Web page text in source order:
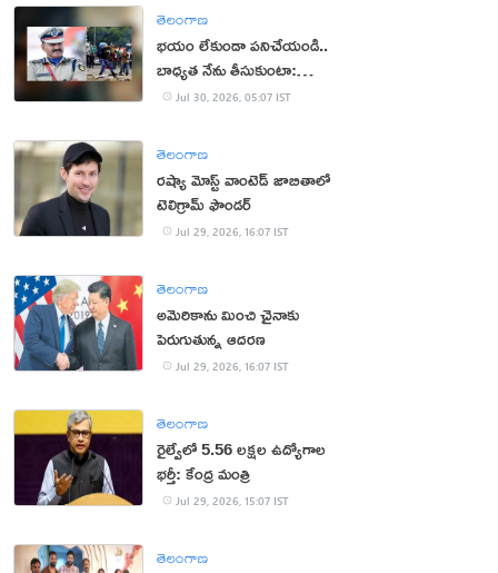
తెలంగాణ
భ‌యం లేకుండా ప‌నిచేయండి..
బాధ్య‌త నేను తీసుకుంటా:
సీఆర్పీఎఫ్ చీఫ్
Jul 30, 2026, 05:07 IST
తెలంగాణ
రష్యా మోస్ట్ వాంటెడ్ జాబితాలో
టెలిగ్రామ్ ఫౌండర్
Jul 29, 2026, 16:07 IST
తెలంగాణ
అమెరికాను మించి చైనాకు
పెరుగుతున్న ఆదరణ
Jul 29, 2026, 16:07 IST
తెలంగాణ
రైల్వేలో 5.56 లక్షల ఉద్యోగాల
భర్తీ: కేంద్ర మంత్రి
Jul 29, 2026, 15:07 IST
తెలంగాణ